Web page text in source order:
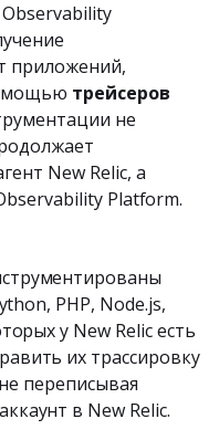
приложений,
трейсеров
не
New Relic, а
Platform.
PHP, Node.js,
у New Relic есть
их трассировку
переписывая
в New Relic.